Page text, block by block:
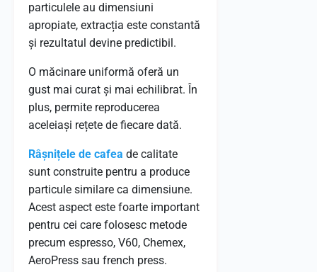
particulele au dimensiuni
apropiate, extracția este constantă
și rezultatul devine predictibil.
O măcinare uniformă oferă un
gust mai curat și mai echilibrat. În
plus, permite reproducerea
aceleiași rețete de fiecare dată.
Râșnițele de cafea de calitate
sunt construite pentru a produce
particule similare ca dimensiune.
Acest aspect este foarte important
pentru cei care folosesc metode
precum espresso, V60, Chemex,
AeroPress sau french press.